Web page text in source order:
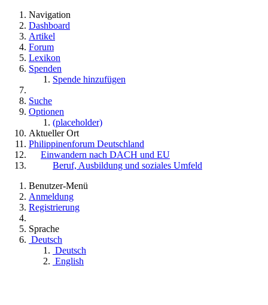
Navigation
Dashboard
Artikel
Forum
Lexikon
Spenden
Spende hinzufügen
Suche
Optionen
(placeholder)
Aktueller Ort
Philippinenforum Deutschland
Einwandern nach DACH und EU
Beruf, Ausbildung und soziales Umfeld
Benutzer-Menü
Anmeldung
Registrierung
Sprache
Deutsch
Deutsch
English